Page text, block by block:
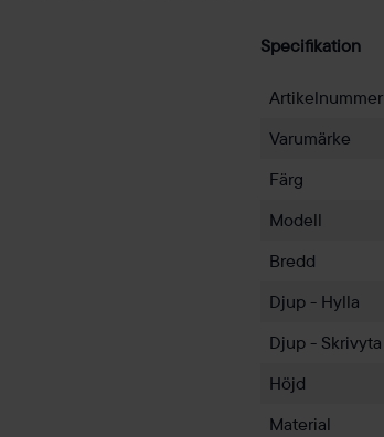
Specifikation
Artikelnummer
Varumärke
Färg
Modell
Bredd
Djup - Hylla
Djup - Skrivyta
Höjd
Material